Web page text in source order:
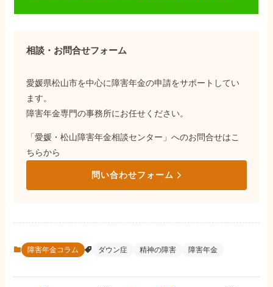
相談・お問合せフォーム
愛媛県松山市を中心に障害年金の申請をサポートしてい
ます。
障害年金専門の事務所にお任せください。
「愛媛・松山障害年金相談センター」へのお問合せはこ
ちらから
問い合わせフォーム
障害年金コラム ダウン症 精神の障害 障害年金